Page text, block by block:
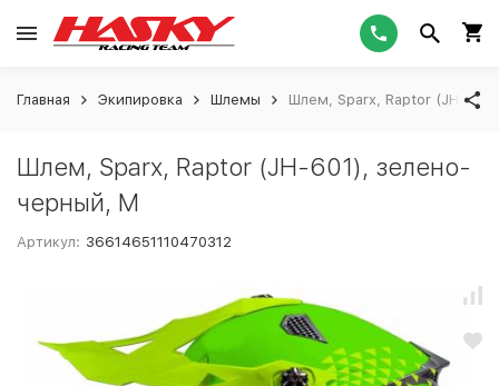
Главная Экипировка Шлемы Шлем, Sparx, Raptor (JH-
Шлем, Sparx, Raptor (JH-601), зелено-
черный, M
Артикул: 36614651110470312